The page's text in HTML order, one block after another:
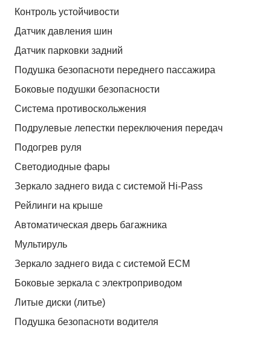
Контроль устойчивости
Датчик давления шин
Датчик парковки задний
Подушка безопасноти переднего пассажира
Боковые подушки безопасности
Система противоскольжения
Подрулевые лепестки переключения передач
Подогрев руля
Светодиодные фары
Зеркало заднего вида с системой Hi-Pass
Рейлинги на крыше
Автоматическая дверь багажника
Мультируль
Зеркало заднего вида с системой ЕСМ
Боковые зеркала с электроприводом
Литые диски (литье)
Подушка безопасноти водителя